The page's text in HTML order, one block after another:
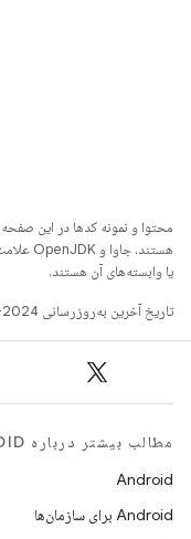
محتوا و نمونه کدها در این
یا وابسته‌های آن هستند.
تاریخ آخرین به‌روزرسانی 2024-12-21 به‌وقت ساعت هماهنگ جهانی.
مطالب بیشتر درباره ANDROID
Android
Android برای سازمان‌ها